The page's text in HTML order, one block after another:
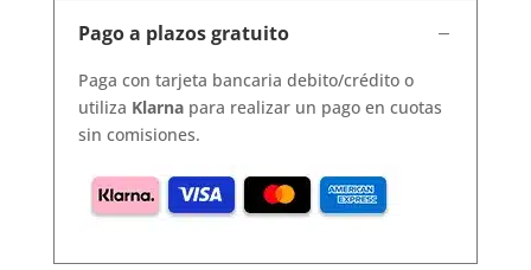
Pago a plazos gratuito
Paga con tarjeta bancaria debito/crédito o
utiliza Klarnapara realizar un pago en cuotas
sin comisiones.